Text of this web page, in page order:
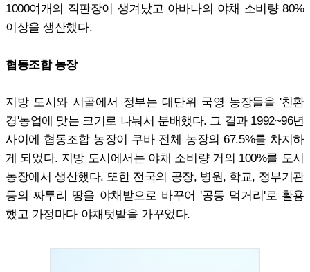
1000여개의 직판장이 생겨났고 아바나의 야채 소비량 80%
이상을 생산했다.
협동조합 농장
지방 도시와 시골에서 정부는 대단위 국영 농장들을 '친환
경'농업에 맞는 크기로 나눠서 분배했다. 그 결과 1992~96년
사이에 협동조합 농장이 쿠바 전체 농장의 67.5%를 차지하
게 되었다. 지방 도시에서는 야채 소비량 거의 100%를 도시
농장에서 생산했다. 또한 전국의 공장, 병원, 학교, 정부기관
등의 짜투리 땅을 야채밭으로 바꾸어 '공동 먹거리'로 활용
했고 가정마다 야채텃밭을 가꾸었다.